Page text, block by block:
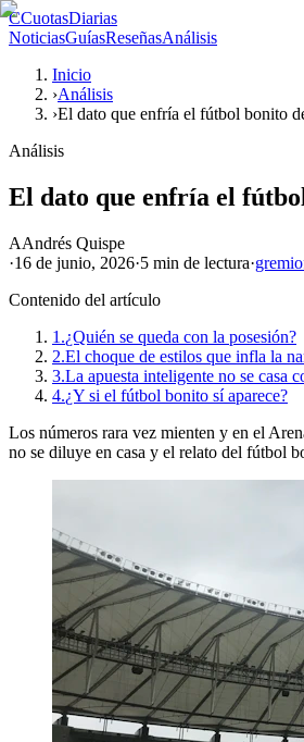
CCuotasDiarias
NoticiasGuíasReseñasAnálisis
Inicio
›Análisis
›El dato que enfría el fútbol bonito
Análisis
El dato que enfría el
AAndrés Quispe
·16 de junio, 2026·5 min de lectura·gremio
Contenido del artículo
1.¿Quién se queda con la posesión?
2.El choque de estilos que infla la
3.La apuesta inteligente no se casa
4.¿Y si el fútbol bonito sí aparece?
Los números rara vez mienten y en el
no se diluye en casa y el relato del fútbol